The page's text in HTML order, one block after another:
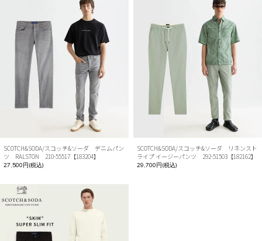
SCOTCH&SODA/スコッチ&ソーダ デニムパン
ツ RALSTON 210-55517【183204】
27,500円(税込)
SCOTCH&SODA/スコッチ&ソーダ リネンスト
ライプ イージーパンツ 292-51503【182162】
29,700円(税込)